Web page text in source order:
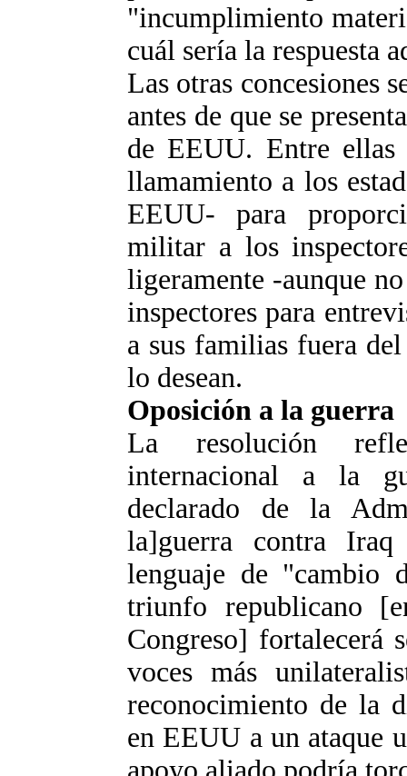
"incumplimiento
cuál sería la respuesta
Las otras concesiones
antes de que se
de EEUU. Entre
llamamiento a los
EEUU- para
militar a los
ligeramente -aunque
inspectores para
a sus familias fuera
lo desean.
Oposición a la guerra
La resolución
internacional a la
declarado de la
la]guerra contra
lenguaje de "cambio
triunfo republicano
Congreso] fortalecerá
voces más
reconocimiento de la
en EEUU a un ataque